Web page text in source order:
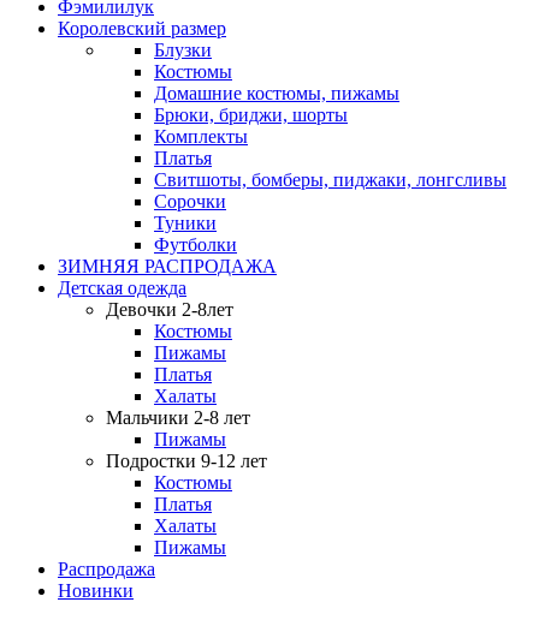
Фэмилилук
Королевский размер
Блузки
Костюмы
Домашние костюмы, пижамы
Брюки, бриджи, шорты
Комплекты
Платья
Свитшоты, бомберы, пиджаки, лонгсливы
Сорочки
Туники
Футболки
ЗИМНЯЯ РАСПРОДАЖА
Детская одежда
Девочки 2-8лет
Костюмы
Пижамы
Платья
Халаты
Мальчики 2-8 лет
Пижамы
Подростки 9-12 лет
Костюмы
Платья
Халаты
Пижамы
Распродажа
Новинки